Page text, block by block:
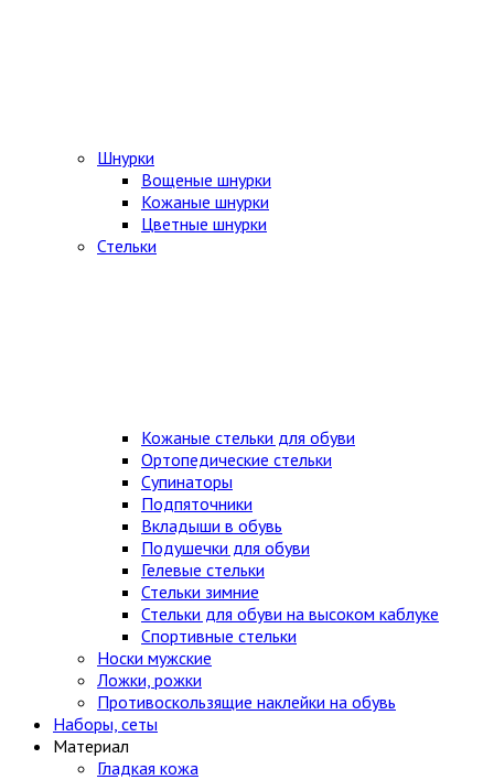
Шнурки
Вощеные шнурки
Кожаные шнурки
Цветные шнурки
Стельки
Кожаные стельки для обуви
Ортопедические стельки
Супинаторы
Подпяточники
Вкладыши в обувь
Подушечки для обуви
Гелевые стельки
Стельки зимние
Стельки для обуви на высоком каблуке
Спортивные стельки
Носки мужские
Ложки, рожки
Противоскользящие наклейки на обувь
Наборы, сеты
Материал
Гладкая кожа